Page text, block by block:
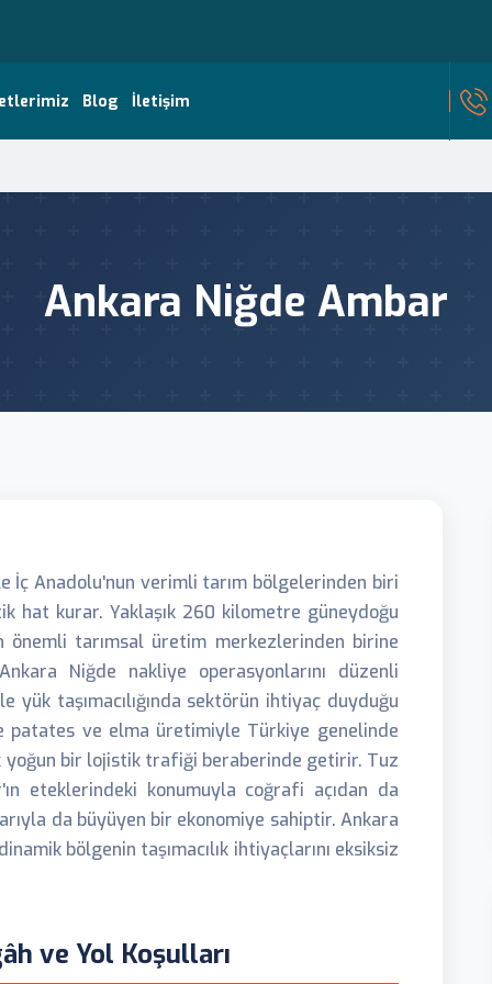
Blog İletişim
Ankara Niğde Ambar
İç Anadolu'nun verimli tarım bölgelerinden biri
hat kurar. Yaklaşık 260 kilometre güneydoğu
önemli tarımsal üretim merkezlerinden birine
Niğde nakliye operasyonlarını düzenli
taşımacılığında sektörün ihtiyaç duyduğu
patates ve elma üretimiyle Türkiye genelinde
yoğun bir lojistik trafiği beraberinde getirir. Tuz
eteklerindeki konumuyla coğrafi açıdan da
da büyüyen bir ekonomiye sahiptir. Ankara
bölgenin taşımacılık ihtiyaçlarını eksiksiz
ve Yol Koşulları